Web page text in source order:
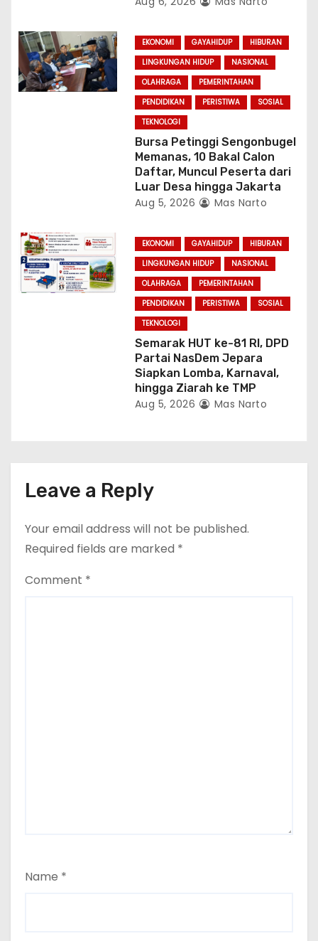
EKONOMI GAYAHIDUP
HIBURAN
LINGKUNGAN HIDUP
NASIONAL
OLAHRAGA
PEMERINTAHAN
PENDIDIKAN
PERISTIWA
SOSIAL
TEKNOLOGI
Bursa Petinggi Sengonbugel
Memanas, 10 Bakal Calon
Daftar, Muncul Peserta dari
Luar Desa hingga Jakarta
Aug 5, 2026 Mas Narto
EKONOMI GAYAHIDUP
HIBURAN
LINGKUNGAN HIDUP
NASIONAL
OLAHRAGA
PEMERINTAHAN
PENDIDIKAN
PERISTIWA
SOSIAL
TEKNOLOGI
Semarak HUT ke-81 RI, DPD
Partai NasDem Jepara
Siapkan Lomba, Karnaval,
hingga Ziarah ke TMP
Aug 5, 2026 Mas Narto
Leave a Reply
Your email address will not be published.
Required fields are marked *
Comment *
Name *